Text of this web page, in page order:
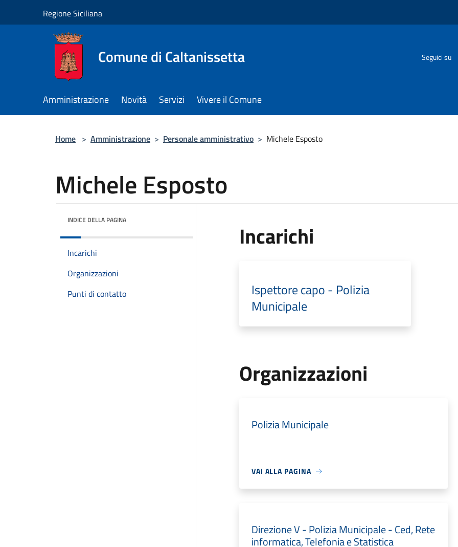
Regione Siciliana
Comune di Caltanissetta Seguici su
Amministrazione Novità Servizi Vivere il Comune
Home > Amministrazione > Personale amministrativo > Michele Esposto
Michele Esposto
INDICE DELLA PAGINA
Incarichi
Organizzazioni
Punti di contatto
Incarichi
Ispettore capo - Polizia
Municipale
Organizzazioni
Polizia Municipale
VAI ALLA PAGINA
Direzione V - Polizia Municipale - Ced, Rete
informatica, Telefonia e Statistica